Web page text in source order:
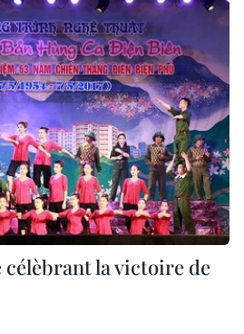
célèbrant la victoire de